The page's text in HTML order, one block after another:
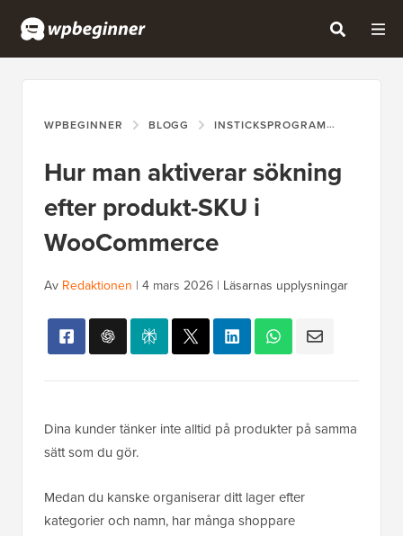
WPBEGINNER BLOGG INSTICKSPROGRAM
Hur man aktiverar sökning
efter produkt-SKU i
WooCommerce
Av Redaktionen | 4 mars 2026 | Läsarnas upplysningar
Dina kunder tänker inte alltid på produkter på samma
sätt som du gör.
Medan du kanske organiserar ditt lager efter
kategorier och namn, har många shoppare